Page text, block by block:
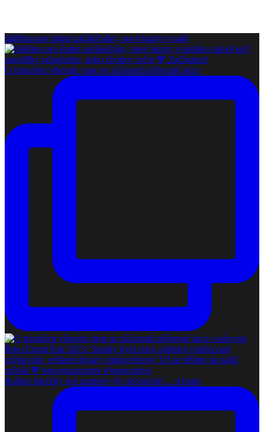
Italština pro úplné začátečníky, nové kurzy v nabí
O minulém víkendu jsme se zúčastnili příjemné akce
Balíme dárečky pro partnery (ty obchodní)… ti budo